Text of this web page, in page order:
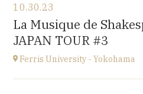
Conservatoire d'Amiens
3 rue Desprez 80000 AMIENS
at15H
10.30.23
La Musique de
JAPAN TOUR #3
Ferris University - Yokohama